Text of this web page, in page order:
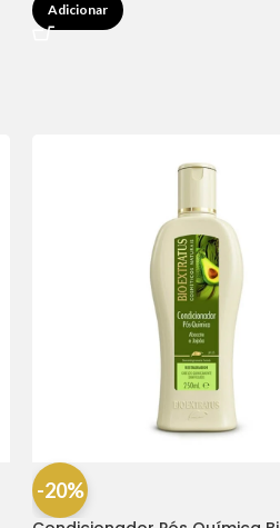
Adicionar
-20%